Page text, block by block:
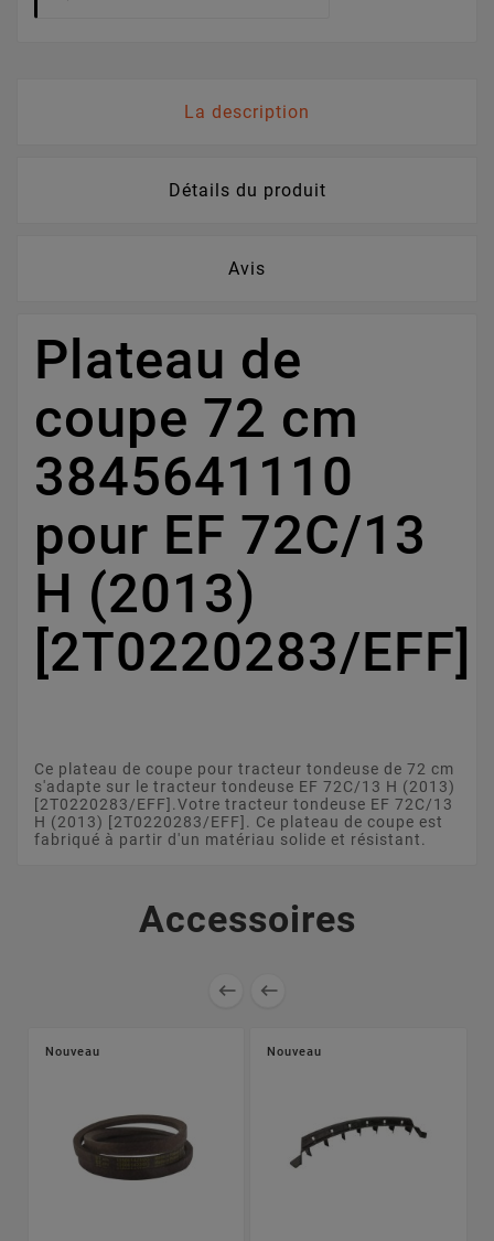
La description
Détails du produit
Avis
Plateau de
coupe 72 cm
3845641110
pour EF 72C/13
H (2013)
[2T0220283/EFF]
Ce plateau de coupe pour tracteur tondeuse de 72 cm
s'adapte sur le tracteur tondeuse EF 72C/13 H (2013)
[2T0220283/EFF].Votre tracteur tondeuse EF 72C/13
H (2013) [2T0220283/EFF]. Ce plateau de coupe est
fabriqué à partir d'un matériau solide et résistant.
Accessoires
 
Nouveau Nouveau